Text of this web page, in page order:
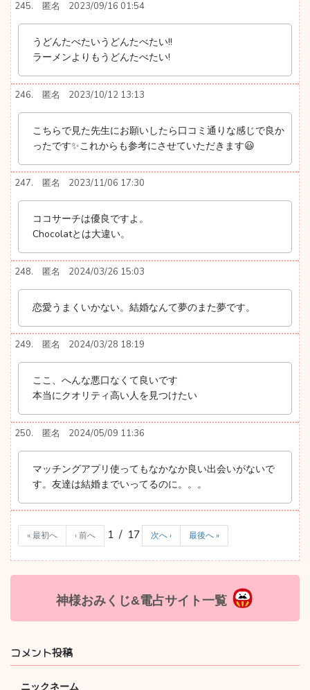
245. 匿名 2023/09/16 01:54
うどんたべたいうどんたべたい!!
ラーメンよりもうどんたべたい!
246. 匿名 2023/10/12 13:13
こちらで見た先生にお願いしたら口コミ通りな感じで良か
ったです✨これからも参考にさせていただきます😃
247. 匿名 2023/11/06 17:30
ココサーチは優良ですよ。
Chocolatとは大違い。
248. 匿名 2024/03/26 15:03
恋愛うまくいかない。結婚なんて夢のまた夢です。
249. 匿名 2024/03/28 18:19
ここ、へんな悪口なくて良いです
本当にクオリティ高い人を見つけたい
250. 匿名 2024/05/09 11:36
マッチングアプリ使ってもなかなか良い出会いがないで
す。友達は結婚までいってるのに。。。
« 最初へ ‹ 前へ 1 / 17 次へ › 最後へ »
神様おみくじ&電占サイト一覧
コメント投稿
ニックネーム